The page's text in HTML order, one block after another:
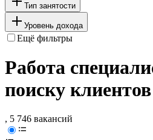
Тип занятости
Уровень дохода
Ещё фильтры
Работа
поиску
, 5 746 вакансий